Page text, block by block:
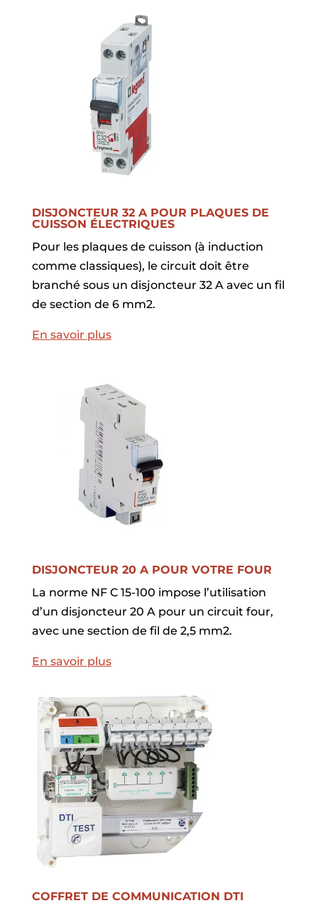
DISJONCTEUR 32 A POUR PLAQUES DE
CUISSON ÉLECTRIQUES
Pour les plaques de cuisson (à induction
comme classiques), le circuit doit être
branché sous un disjoncteur 32 A avec un fil
de section de 6 mm2.
En savoir plus
DISJONCTEUR 20 A POUR VOTRE FOUR
La norme NF C 15-100 impose l’utilisation
d’un disjoncteur 20 A pour un circuit four,
avec une section de fil de 2,5 mm2.
En savoir plus
COFFRET DE COMMUNICATION DTI